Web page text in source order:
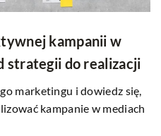
kampanii w
strategii do realizacji
marketingu i dowiedz się,
kampanie w mediach